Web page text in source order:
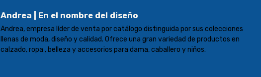
Andrea | En el nombre del diseño
Andrea, empresa líder de venta por catálogo distinguida por sus colecciones
llenas de moda, diseño y calidad. Ofrece una gran variedad de productos en
calzado, ropa , belleza y accesorios para dama, caballero y niños.